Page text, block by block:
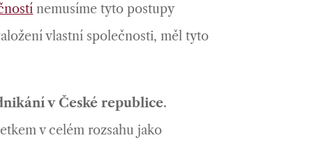
nemusíme tyto postupy
vlastní společnosti, měl tyto
v České republice.
v celém rozsahu jako